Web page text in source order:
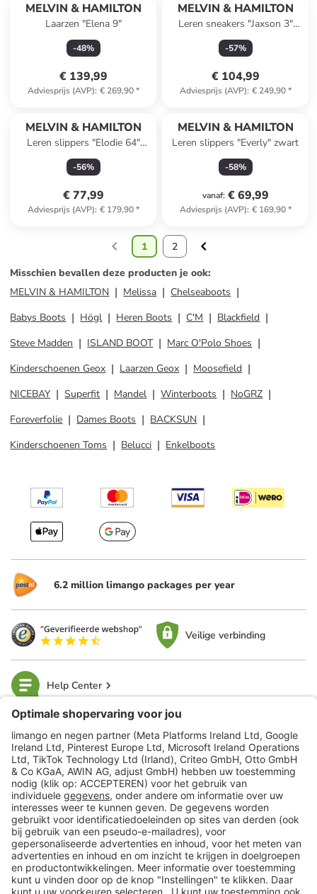
MELVIN & HAMILTON
Laarzen "Elena 9"
-48%
€ 139,99
Adviesprijs (AVP): € 269,90*
MELVIN & HAMILTON
Leren sneakers "Jaxson 3"
donkerblauw/wit
-57%
€ 104,99
Adviesprijs (AVP): € 249,90*
MELVIN & HAMILTON
Leren slippers "Elodie 64"
goudkleurig
-56%
€ 77,99
Adviesprijs (AVP): € 179,90*
MELVIN & HAMILTON
Leren slippers "Everly" zwart
-58%
vanaf: € 69,99
Adviesprijs (AVP): € 169,90*
1
2
Misschien bevallen deze producten je ook:
MELVIN & HAMILTON
Melissa
Chelseaboots
Babys Boots
Högl Heren Boots C'M
Blackfield
Steve Madden
ISLAND BOOT
Marc O'Polo Shoes
Kinderschoenen Geox
Laarzen Geox
Moosefield
NICEBAY
Superfit Mandel Winterboots
NoGRZ
Foreverfolie
Dames Boots
BACKSUN
Kinderschoenen Toms
Belucci Enkelboots
6.2 million limango packages per year
Veilige verbinding
Help Center
limango
Veilig winkelen
Klantenservice
Shop
Acties